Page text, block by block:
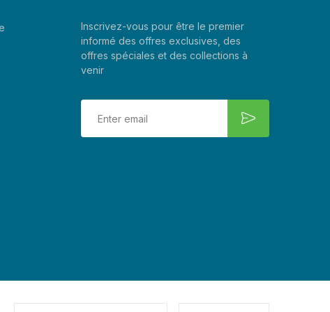
Inscrivez-vous pour être le premier
informé des offres exclusives, des
offres spéciales et des collections à
venir